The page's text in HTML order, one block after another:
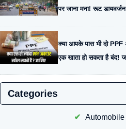
पर जाना मना! रूट
क्या आपके पास भी दो
एक खाता हो सकता है बंद!
Categories
Automobile